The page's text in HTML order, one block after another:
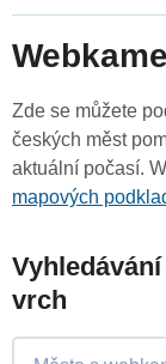
Zde se můžete
českých měst
aktuální počasí.
mapových
vrch